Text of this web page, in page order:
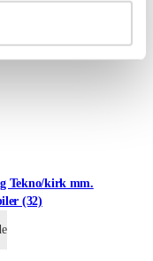
Tekno/kirk mm.
(32)